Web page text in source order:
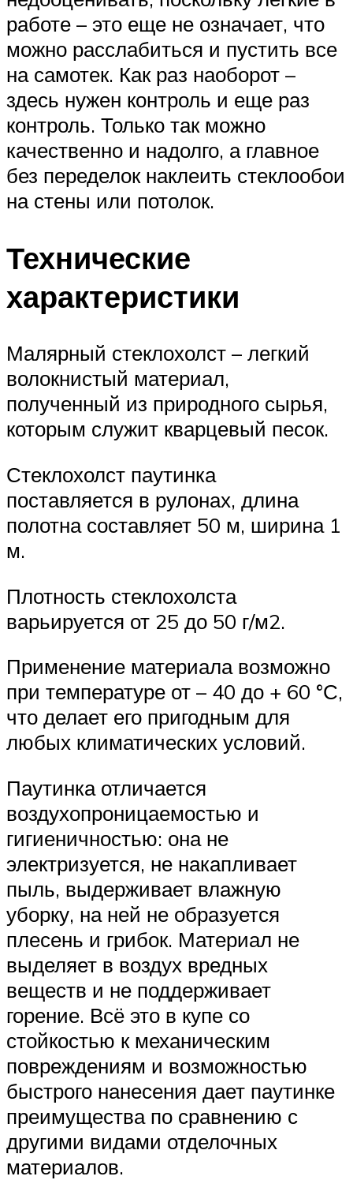
работе – это еще не означает, что
можно расслабиться и пустить все
на самотек. Как раз наоборот –
здесь нужен контроль и еще раз
контроль. Только так можно
качественно и надолго, а главное
без переделок наклеить стеклообои
на стены или потолок.
Технические
характеристики
Малярный стеклохолст – легкий
волокнистый материал,
полученный из природного сырья,
которым служит кварцевый песок.
Стеклохолст паутинка
поставляется в рулонах, длина
полотна составляет 50 м, ширина 1
м.
Плотность стеклохолста
варьируется от 25 до 50 г/м2.
Применение материала возможно
при температуре от – 40 до + 60 °С,
что делает его пригодным для
любых климатических условий.
Паутинка отличается
воздухопроницаемостью и
гигиеничностью: она не
электризуется, не накапливает
пыль, выдерживает влажную
уборку, на ней не образуется
плесень и грибок. Материал не
выделяет в воздух вредных
веществ и не поддерживает
горение. Всё это в купе со
стойкостью к механическим
повреждениям и возможностью
быстрого нанесения дает паутинке
преимущества по сравнению с
другими видами отделочных
материалов.